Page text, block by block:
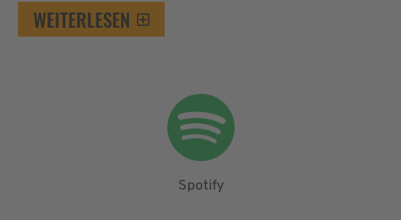
WEITERLESEN
Spotify